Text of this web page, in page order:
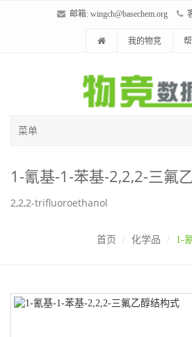
邮箱: wingch@basechem.org
我的物竞
菜单
1-氰基-1-苯基-2,2,2-三氟
2,2,2-trifluoroethanol
首页 化学品 1-